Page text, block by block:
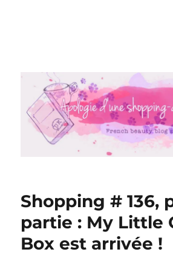
Apologie d'une
Shopping # 136,
partie : My Little
Box est arrivée !